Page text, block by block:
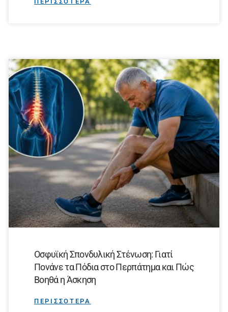
Οσφυϊκή Σπονδυλική Στένωση: Γιατί
Πονάνε τα Πόδια στο Περπάτημα και Πώς
Βοηθά η Άσκηση
ΠΕΡΙΣΣΟΤΕΡΑ